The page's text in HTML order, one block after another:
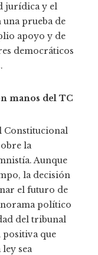
jurídica y el
prueba de
apoyo y de
democráticos
manos del TC
la
Aunque
la decisión
el futuro de
político
del tribunal
positiva que
sea